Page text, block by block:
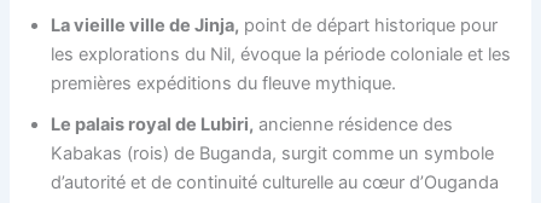
La vieille ville de Jinja, point de départ historique pour
les explorations du Nil, évoque la période coloniale et les
premières expéditions du fleuve mythique.
Le palais royal de Lubiri, ancienne résidence des
Kabakas (rois) de Buganda, surgit comme un symbole
d’autorité et de continuité culturelle au cœur d’Ouganda